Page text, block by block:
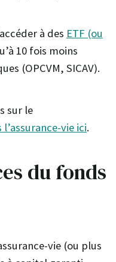
à des ETF (ou
10 fois moins
(OPCVM, SICAV).
sur le
vie ici.
du fonds
vie (ou plus